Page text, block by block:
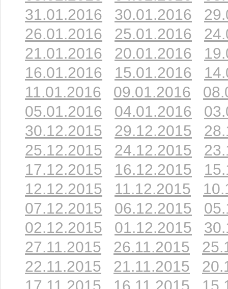
31.01.2016
30.01.2016
26.01.2016
25.01.2016
21.01.2016
20.01.2016
16.01.2016
15.01.2016
11.01.2016
09.01.2016
05.01.2016
04.01.2016
30.12.2015
29.12.2015
25.12.2015
24.12.2015
17.12.2015
16.12.2015
12.12.2015
11.12.2015
07.12.2015
06.12.2015
02.12.2015
01.12.2015
27.11.2015
26.11.2015
22.11.2015
21.11.2015
17.11.2015
16.11.2015